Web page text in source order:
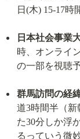
日(木) 15-17時
日本社会事業
時、オンライ
の一部を視聴予
群馬訪問の経
道3時間半（新
た30分しか浮